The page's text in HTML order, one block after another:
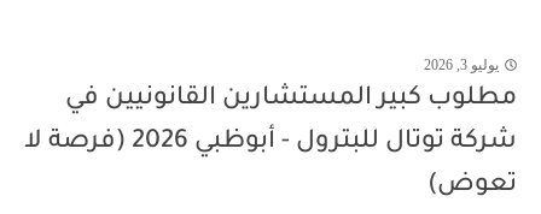
يوليو 3, 2026
مطلوب كبير المستشارين القانونيين في
شركة توتال للبترول - أبوظبي 2026 (فرصة لا
تعوض)